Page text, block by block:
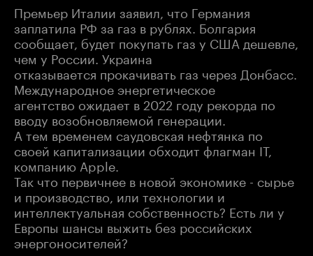
Премьер Италии заявил, что Германия
заплатила РФ за газ в рублях. Болгария
сообщает, будет покупать газ у США дешевле,
чем у России. Украина
отказывается прокачивать газ через Донбасс.
Международное энергетическое
агентство ожидает в 2022 году рекорда по
вводу возобновляемой генерации.
А тем временем саудовская нефтянка по
своей капитализации обходит флагман IT,
компанию Apple.
Так что первичнее в новой экономике - сырье
и производство, или технологии и
интеллектуальная собственность? Есть ли у
Европы шансы выжить без российских
энергоносителей?